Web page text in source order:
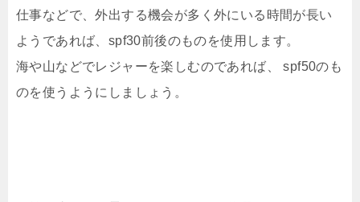
仕事などで、外出する機会が多く外にいる時間が長い
ようであれば、spf30前後のものを使用します。
海や山などでレジャーを楽しむのであれば、 spf50のも
のを使うようにしましょう。